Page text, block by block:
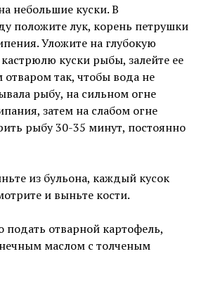
небольшие куски. В
положите лук, корень петрушки
Уложите на глубокую
куски рыбы, залейте ее
так, чтобы вода не
рыбу, на сильном огне
затем на слабом огне
рыбу 30-35 минут, постоянно
из бульона, каждый кусок
и выньте кости.
отварной картофель,
маслом с толченым